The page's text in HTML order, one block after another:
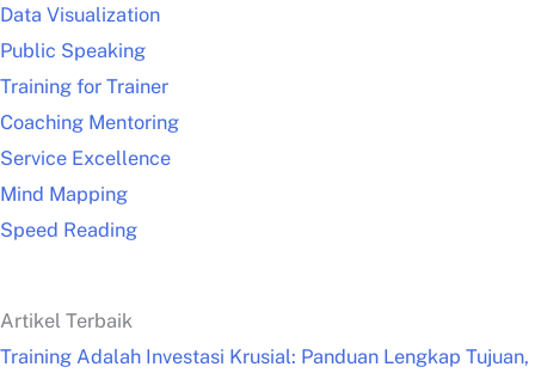
Data Visualization
Public Speaking
Training for Trainer
Coaching Mentoring
Service Excellence
Mind Mapping
Speed Reading
Artikel Terbaik
Training Adalah Investasi Krusial: Panduan Lengkap Tujuan,